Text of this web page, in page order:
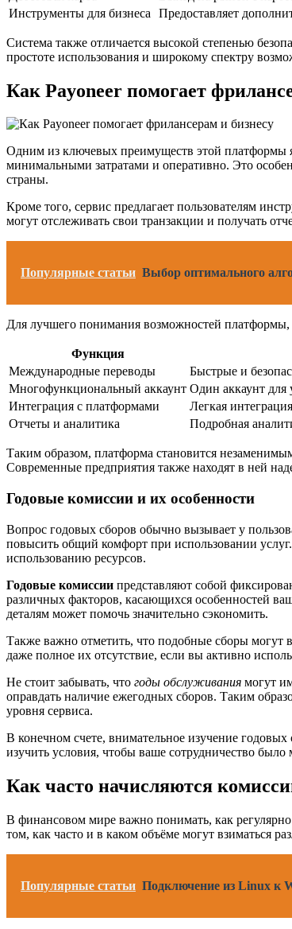
Инструменты для бизнеса
Предоставляет
Система также отличается высокой степенью
простоте использования и широкому спектру
Как Payoneer помогает
Одним из ключевых преимуществ этой платформы
минимальными затратами и оперативно. Это
страны.
Кроме того, сервис предлагает пользователям
могут отслеживать свои транзакции и получать
Популярные статьи Выбор оптимального
Для лучшего понимания возможностей платформы,
Функция
Международные переводы
Быстрые и
Многофункциональный аккаунт Один аккаунт для
Интеграция с платформами
Легкая
Отчеты и аналитика
Подробная
Таким образом, платформа становится
Современные предприятия также находят в ней
Годовые комиссии и их особенности
Вопрос годовых сборов обычно вызывает у
повысить общий комфорт при использовании
использованию ресурсов.
Годовые комиссии представляют собой
различных факторов, касающихся особенностей
деталям может помочь значительно сэкономить.
Также важно отметить, что подобные сборы могут
даже полное их отсутствие, если вы активно
Не стоит забывать, что годы обслуживания могут
оправдать наличие ежегодных сборов. Таким
уровня сервиса.
В конечном счете, внимательное изучение
изучить условия, чтобы ваше сотрудничество
Как часто начисляются
В финансовом мире важно понимать, как
том, как часто и в каком объёме могут взиматься
Популярные статьи Подключение из Linux к